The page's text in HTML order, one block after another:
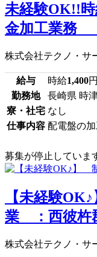
未経験OK!!
金加工業務
株式会社テクノ・サ
給与 時給1,400
勤務地
長崎県 時
寮・社宅 なし
仕事内容 配電盤の
募集が停止していま
【未経験
業 ：西彼杵
株式会社テクノ・サ